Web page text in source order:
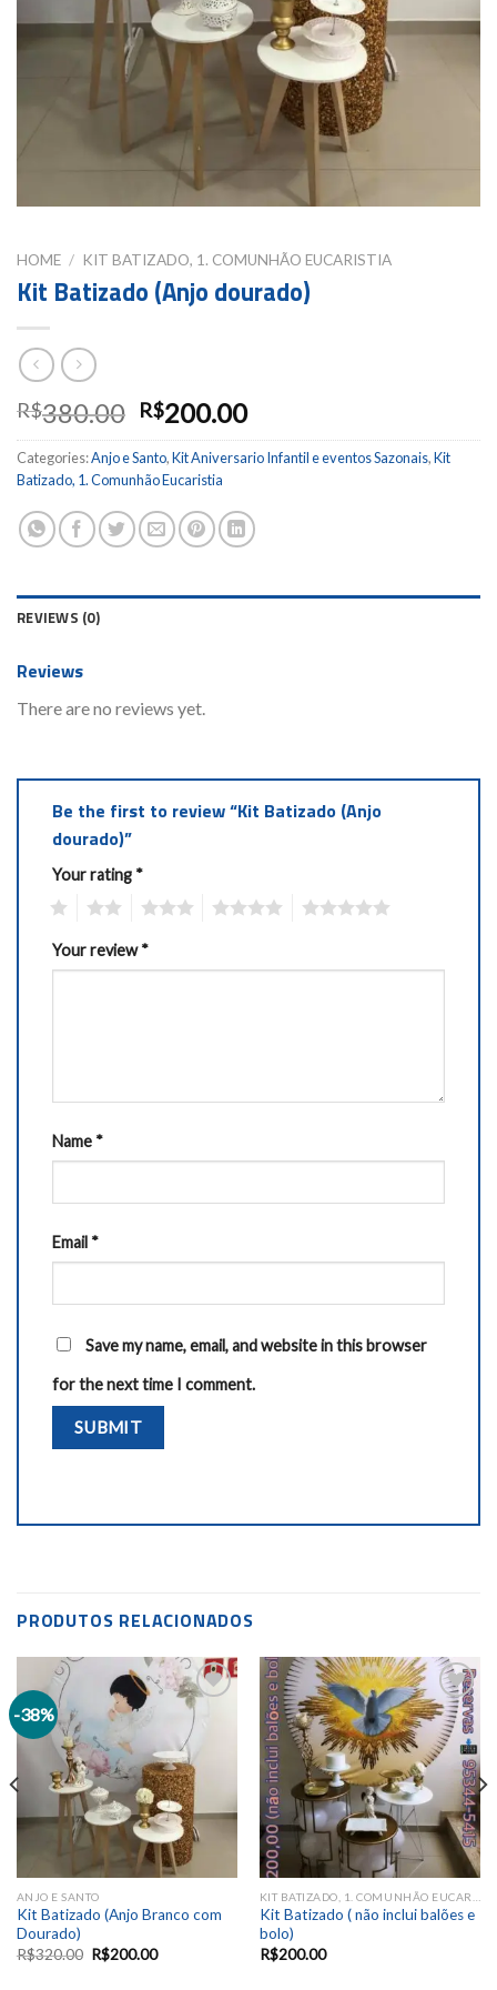
HOME / KIT BATIZADO, 1. COMUNHÃO EUCARISTIA
Kit Batizado (Anjo dourado)
R$380.00 R$200.00
Categories:Anjo e Santo,Kit Aniversario Infantil e eventos Sazonais,Kit
Batizado, 1. Comunhão Eucaristia
REVIEWS (0)
Reviews
There are no reviews yet.
Be the first to review “Kit Batizado (Anjo
dourado)”
Your rating *
Your review*
Name *
Email *
Save my name, email, and website in this browser
for the next time I comment.
PRODUTOS RELACIONADOS
-38%
Add to
wishlist
ANJO E SANTO
Kit Batizado (Anjo Branco com
Dourado)
R$320.00 R$200.00
Add to
wishlist
Kit Batizado ( não inclui balões e
bolo)
R$200.00